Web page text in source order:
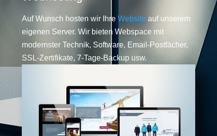
Auf Wunsch hosten wir Ihre Website auf unserem
eigenen Server. Wir bieten Webspace mit
modernster Technik, Software, Email-Postfächer,
SSL-Zertifikate, 7-Tage-Backup usw.